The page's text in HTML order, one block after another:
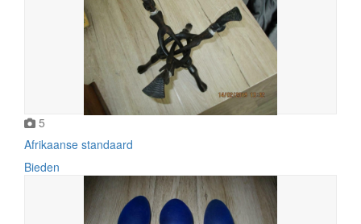
5
Afrikaanse standaard
Bieden